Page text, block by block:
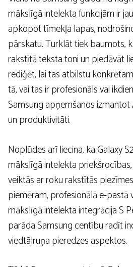
mākslīgā intelekta funkcijām ir
apkopot tīmekļa lapas,
pārskatu. Turklāt tiek baumots,
rakstītā teksta toni un piedāvāt
rediģēt, lai tas atbilstu
tā, vai tas ir profesionāls vai
Samsung apņemšanos izmantot
un produktivitāti.
Noplūdes arī liecina, ka Galaxy
mākslīgā intelekta
veiktās ar roku rakstītās
piemēram, profesionālā e-pastā
mākslīgā intelekta integrācija S
parāda Samsung centību radīt
viedtālruņa pieredzes aspektos.